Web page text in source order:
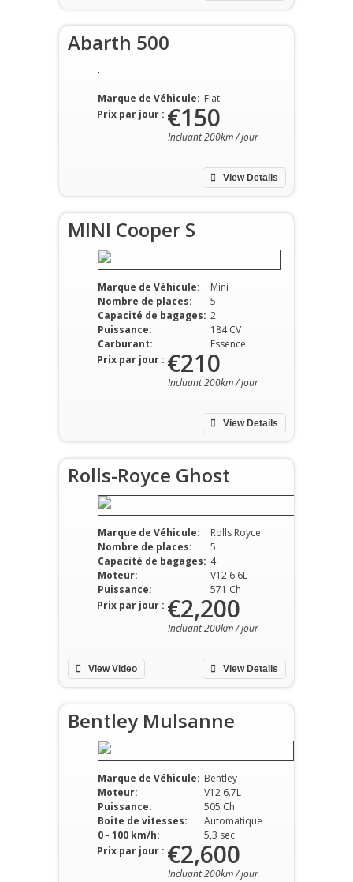
Abarth 500
Marque de Véhicule: Fiat
View Details
Prix par jour : €150
Incluant 200km / jour
MINI Cooper S
Marque de Véhicule:
Mini
Nombre de places:
5
Capacité de bagages: 2
Puissance:
184 CV
Carburant:
Essence
View Details
Prix par jour : €210
Incluant 200km / jour
Rolls-Royce Ghost
Marque de Véhicule:
Rolls Royce
Nombre de places:
5
Capacité de bagages: 4
Moteur:
V12 6.6L
Puissance:
571 Ch
View Details
Prix par jour : €2,200
Incluant 200km / jour
View Video
Bentley Mulsanne
Marque de Véhicule: Bentley
Moteur:
V12 6.7L
Puissance:
505 Ch
Boite de vitesses:
Automatique
0 - 100 km/h:
5,3 sec
Prix par jour : €2,600
Incluant 200km / jour